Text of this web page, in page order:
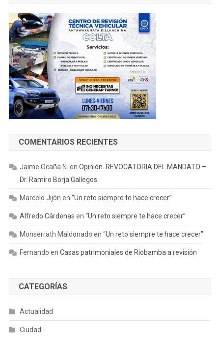
COMENTARIOS RECIENTES
Jaime Ocaña N. en Opinión. REVOCATORIA DEL MANDATO –
Dr. Ramiro Borja Gallegos
Marcelo Jijón en “Un reto siempre te hace crecer”
Alfredo Cárdenas en “Un reto siempre te hace crecer”
Monserrath Maldonado en “Un reto siempre te hace crecer”
Fernando en Casas patrimoniales de Riobamba a revisión
CATEGORÍAS
Actualidad
Ciudad